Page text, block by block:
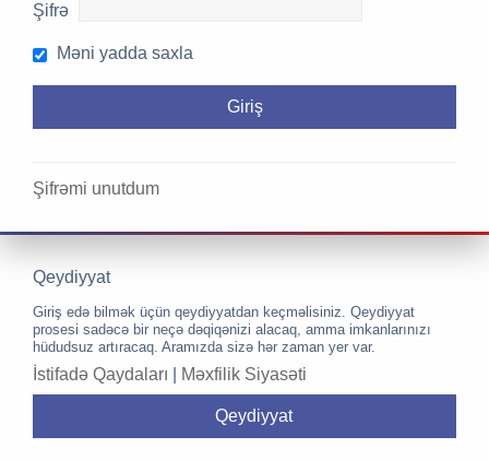
Şifrə
Məni yadda saxla
Şifrəmi unutdum
Qeydiyyat
Giriş edə bilmək üçün qeydiyyatdan keçməlisiniz. Qeydiyyat
prosesi sadəcə bir neçə dəqiqənizi alacaq, amma imkanlarınızı
hüdudsuz artıracaq. Aramızda sizə hər zaman yer var.
İstifadə Qaydaları Məxfilik Siyasəti
Qeydiyyat